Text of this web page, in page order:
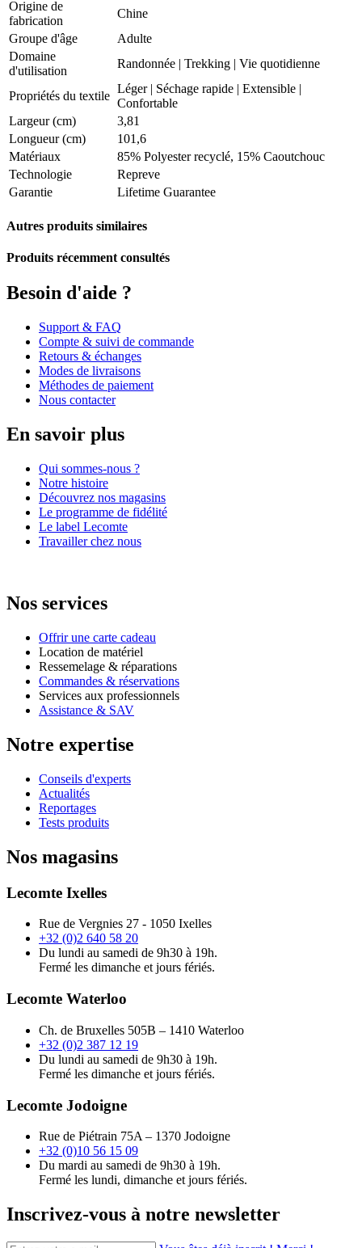
Origine de
fabrication
Chine
Groupe d'âge
Adulte
Domaine
d'utilisation
Randonnée | Trekking | Vie quotidienne
Propriétés du textile
Léger| Séchage rapide | Extensible |
Confortable
Largeur (cm)
3,81
Longueur (cm)
101,6
Matériaux
85% Polyester recyclé, 15% Caoutchouc
Technologie
Repreve
Garantie
Lifetime Guarantee
Autres produits similaires
Produits récemment consultés
Besoin d'aide ?
Support & FAQ
Compte & suivi de commande
Retours & échanges
Modes de livraisons
Méthodes de paiement
Nous contacter
En savoir plus
Qui sommes-nous ?
Notre histoire
Découvrez nos magasins
Le programme de fidélité
Le label Lecomte
Travailler chez nous
Nos services
Offrir une carte cadeau
Location de matériel
Ressemelage & réparations
Commandes & réservations
Services aux professionnels
Assistance & SAV
Notre expertise
Conseils d'experts
Actualités
Reportages
Tests produits
Nos magasins
Lecomte Ixelles
Rue de Vergnies 27 - 1050 Ixelles
+32 (0)2 640 58 20
Du lundi au samedi de 9h30 à 19h.
Fermé les dimanche et jours fériés.
Lecomte Waterloo
Ch. de Bruxelles 505B – 1410 Waterloo
+32 (0)2 387 12 19
Du lundi au samedi de 9h30 à 19h.
Fermé les dimanche et jours fériés.
Lecomte Jodoigne
Rue de Piétrain 75A – 1370 Jodoigne
+32 (0)10 56 15 09
Du mardi au samedi de 9h30 à 19h.
Fermé les lundi, dimanche et jours fériés.
Inscrivez-vous à notre newsletter